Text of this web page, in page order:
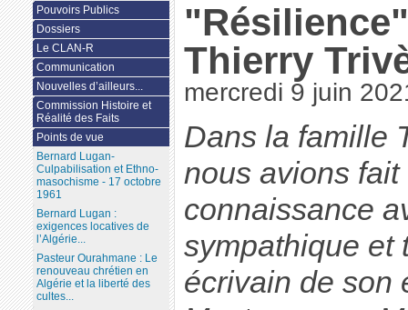
Thierry
mercredi 9 juin
Dans la famille
nous avions fait
connaissance
sympathique et
écrivain de son
Pouvoirs Publics
Dossiers
Le CLAN-R
Communication
Nouvelles d’ailleurs...
Commission Histoire et
Réalité des Faits
Points de vue
Bernard Lugan-
Culpabilisation et Ethno-
masochisme - 17 octobre
1961
Bernard Lugan :
exigences locatives de
l’Algérie...
Pasteur Ourahmane : Le
renouveau chrétien en
Algérie et la liberté des
cultes...